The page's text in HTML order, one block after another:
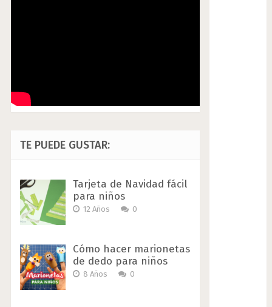
TE PUEDE GUSTAR:
Tarjeta de Navidad fácil
para niños
12 Años 0
Cómo hacer marionetas
de dedo para niños
8 Años 0